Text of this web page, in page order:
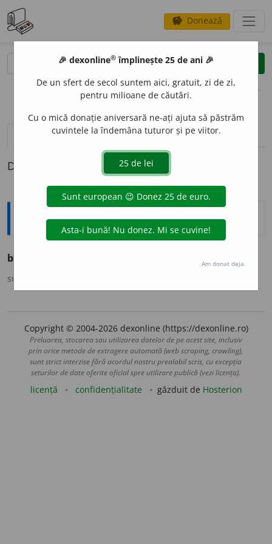
savings Donează
clear
opțiuni
definiții (1)
Definiția cu ID-ul 1270427:
Explicative DEX
bricic
sursa:
Copyright © 2004-2026 dexonline (https://dexonline.ro)
Preluarea, stocarea sau utilizarea datelor de pe acest site, inclusiv
prin orice metode de extragere automată (web scraping, crawling),
sunt strict interzise fără acordul nostru prealabil scris, cu excepția
seturilor de date oferite oficial spre utilizare publică (vezi licența).
licență confidențialitate găzduit de Hosterion
🎉 dexonline® împlinește 25 de ani 🎉
De un sfert de secol suntem aici, gratuit, zi de zi,
pentru milioane de căutări.
Cu o mică donație aniversară ne-ați ajuta să păstrăm
cuvintele la îndemâna tuturor și pe viitor.
Am donat deja.